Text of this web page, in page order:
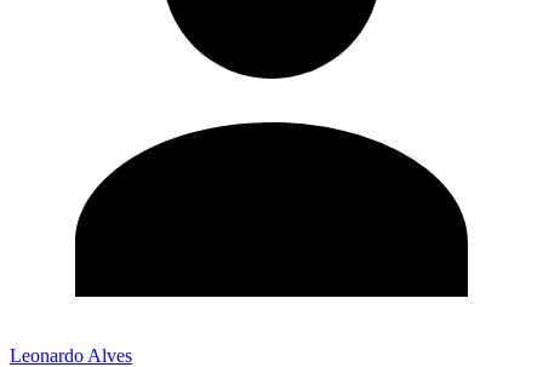
Leonardo Alves